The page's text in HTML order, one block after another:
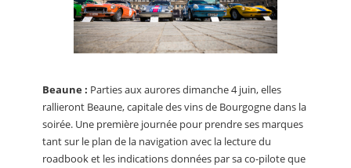
Beaune : Parties aux aurores dimanche 4 juin, elles
rallieront Beaune, capitale des vins de Bourgogne dans la
soirée. Une première journée pour prendre ses marques
tant sur le plan de la navigation avec la lecture du
roadbook et les indications données par sa co-pilote que